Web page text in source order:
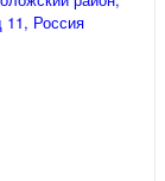
11, Россия